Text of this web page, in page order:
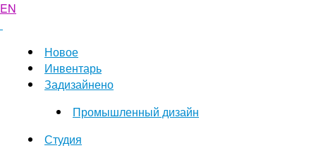
EN
Новое
Инвентарь
Задизайнено
Промышленный дизайн
Студия